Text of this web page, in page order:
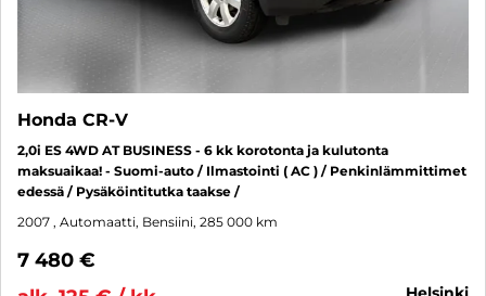
Honda CR-V
2,0i ES 4WD AT BUSINESS - 6 kk korotonta ja kulutonta
maksuaikaa! - Suomi-auto / Ilmastointi ( AC ) / Penkinlämmittimet
edessä / Pysäköintitutka taakse /
2007 , Automaatti, Bensiini, 285 000 km
7 480 €